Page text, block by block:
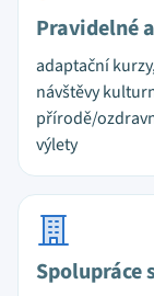
Pravidelné
adaptační
návštěvy
přírodě/
výlety
Spolupráce